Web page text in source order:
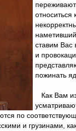
относиться
ставим Вас
и
пожинать
Как Вам
по
и грузинами,